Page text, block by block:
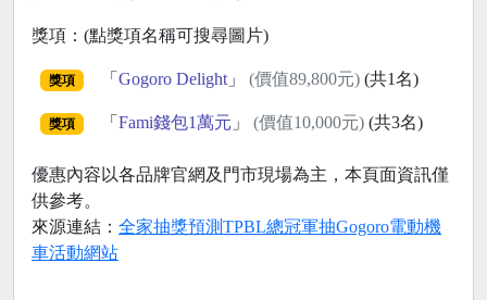
獎項：(點獎項名稱可搜尋圖片)
獎項 「 Gogoro Delight」 (價值89,800元)(共1名)
獎項 「 Fami錢包1萬元 」 (價值10,000元)(共3名)
優惠內容以各品牌官網及門市現場為主，本頁面資訊僅
供參考。
來源連結： 全家抽獎預測TPBL總冠軍抽Gogoro電動機
車活動網站